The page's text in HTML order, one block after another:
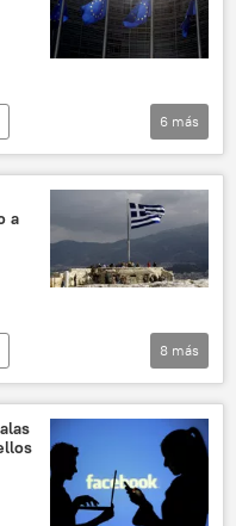
Ucrania
(UE)
6 más
a
Grecia
8 más